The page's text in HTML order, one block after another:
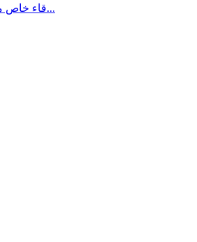
قاء خاص مع جعفر فرح مدير مركز...